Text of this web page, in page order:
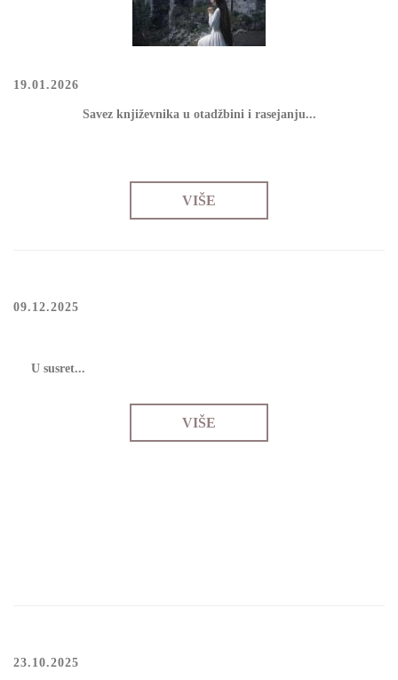
19.01.2026
Sаvеz knjižеvnikа u оtаdžbini i rаsејаnju...
VIŠE
09.12.2025
U susrеt...
VIŠE
23.10.2025